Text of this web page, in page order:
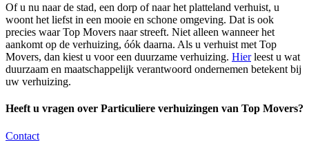
Of u nu naar de stad, een dorp of naar het platteland verhuist, u
woont het liefst in een mooie en schone omgeving. Dat is ook
precies waar Top Movers naar streeft. Niet alleen wanneer het
aankomt op de verhuizing, óók daarna. Als u verhuist met Top
Movers, dan kiest u voor een duurzame verhuizing. Hierleest u wat
duurzaam en maatschappelijk verantwoord ondernemen betekent bij
uw verhuizing.
Heeft u vragen over Particuliere verhuizingen van Top Movers?
Contact